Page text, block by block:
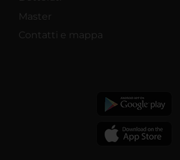
Master
Contatti e mappa